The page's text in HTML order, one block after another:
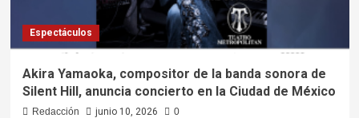
Espectáculos
Akira Yamaoka, compositor de la banda sonora de
Silent Hill, anuncia concierto en la Ciudad de México
Redacción junio 10, 2026 0